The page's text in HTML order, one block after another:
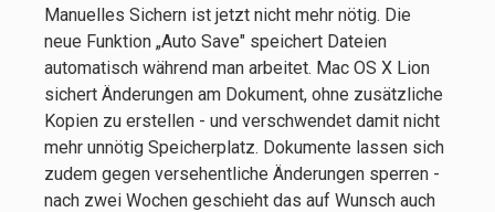
Manuelles Sichern ist jetzt nicht mehr nötig. Die
neue Funktion „Auto Save" speichert Dateien
automatisch während man arbeitet. Mac OS X Lion
sichert Änderungen am Dokument, ohne zusätzliche
Kopien zu erstellen - und verschwendet damit nicht
mehr unnötig Speicherplatz. Dokumente lassen sich
zudem gegen versehentliche Änderungen sperren -
nach zwei Wochen geschieht das auf Wunsch auch